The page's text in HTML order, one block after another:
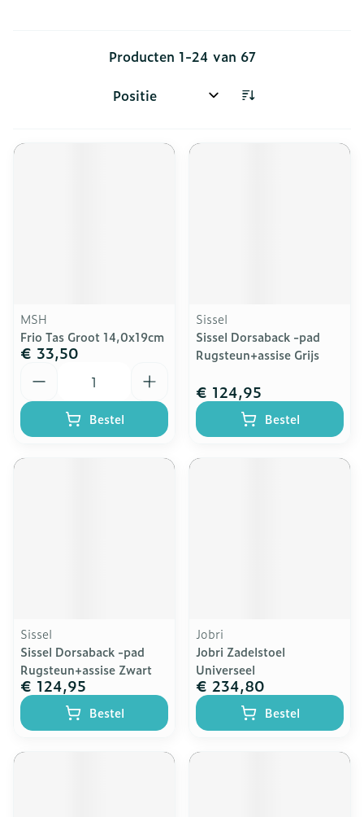
Producten 1-24 van 67
Sorteer op:
MSH
Frio Tas Groot 14,0x19cm
€ 33,50
Bestel
Sissel
Sissel Dorsaback -pad
Rugsteun+assise Grijs
€ 124,95
Bestel
Sissel
Sissel Dorsaback -pad
Rugsteun+assise Zwart
€ 124,95
Bestel
Jobri
Jobri Zadelstoel
Universeel
€ 234,80
Bestel